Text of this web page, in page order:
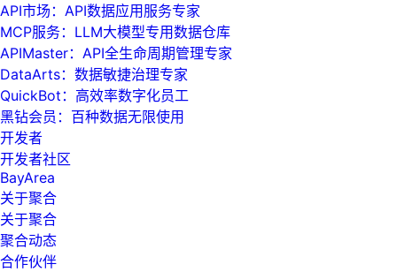
API市场：API数据应用服务专家
MCP服务：LLM大模型专用数据仓库
APIMaster：API全生命周期管理专家
DataArts：数据敏捷治理专家
QuickBot：高效率数字化员工
黑钻会员：百种数据无限使用
开发者
开发者社区
BayArea
关于聚合
关于聚合
聚合动态
合作伙伴